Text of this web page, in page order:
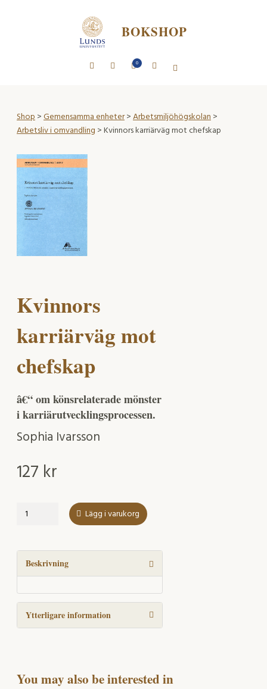
BOKSHOP
0
Shop>Gemensamma enheter>Arbetsmiljöhögskolan>
Arbetsliv i omvandling > Kvinnors karriärväg mot chefskap
Kvinnors
karriärväg mot
chefskap
â€“ om könsrelaterade mönster
i karriärutvecklingsprocessen.
Sophia Ivarsson
127 kr
Kvinnors
chefskap
mängd
Lägg i varukorg
Beskrivning
Ytterligare information
You may also be interested in